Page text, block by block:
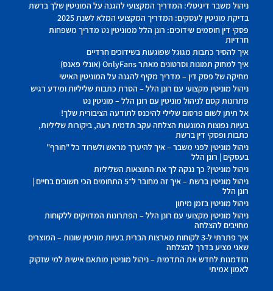
ניהול משבר דיגיטלי: המדריך המקצועי להגנה על המוניטין שלך ברשת
בדיקת מוניטין לעסקים: המדריך המקצועי המלא לשנת 2025
פסקי דין חוסמים שידוכים: רונן הלל ממוניטין נט מדריך משפחות
חרדיות
איך להסיר כתבות מגוגל שפוגעות בשידוכים חרדיים
איך למחוק תמונות וסרטונים מאתר OnlyFans (אונלי פאנס)
מחיקה של פסק דין – מדריך מקיף להגנה על המוניטין האישי
ניהול מוניטין מקצועי עם רונן הלל – הסרת כתבות שליליות ומידע רגיש
פתרונות קסם לניהול מוניטין עם רונן הלל – מוניטין נט
אל תיתן לשום פרסום שלילי להיכנס לתודעה הציבורית שלך!
בעיות נפוצות המונעות הצלחה עקב תדמית רעה, ביקורות שליליות,
כתבות ופסקי דין ברשת
ניהול מוניטין לפני משבר – איך להיערך מראש ולשרוד כל "חורף"
בעסקים | רונן הלל
ניהול מוניטין? כך ננקה לך את התוצאות השליליות
ניהול מוניטין ברשת – איך זה מחובר ל־5 התחומים הכי חשובים בחיים |
רונן הלל
ניהול מוניטין בזמן מיתון
ניהול מוניטין מקצועי עם רונן הלל – הפתרונות המדויקים ללקוחות
מחויבים להצלחה
איך פתרתי ל-3 לקוחות מארצות הברית בעיות מוניטין שונות – המוצרים
שאני מציע בדרך להצלחה
הזדמנות לחדש את התדמית – ניהול מוניטין מותאם אישית למי שזקוק
לאמון אמיתי